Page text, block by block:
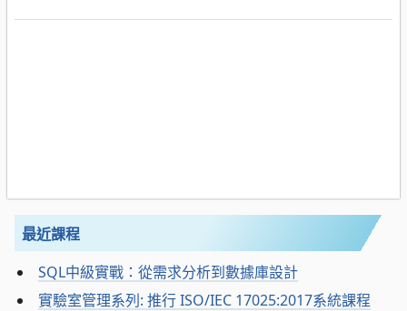
最近課程
SQL中級實戰：從需求分析到數據庫設計
實驗室管理系列: 推行 ISO/IEC 17025:2017系統課程